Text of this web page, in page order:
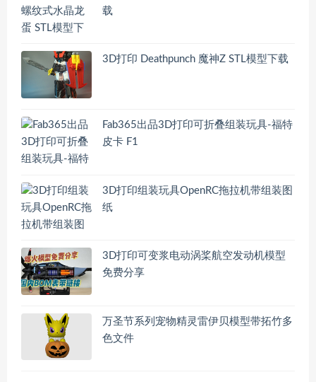
载
3D打印 Deathpunch 魔神Z STL模型下载
Fab365出品3D打印可折叠组装玩具-福特
皮卡 F1
3D打印组装玩具OpenRC拖拉机带组装图
纸
3D打印可变浆电动涡桨航空发动机模型
免费分享
万圣节系列宠物精灵雷伊贝模型带拓竹多
色文件